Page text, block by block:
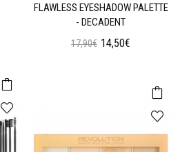
FLAWLESS EYESHADOW PALETTE
- DECADENT
17,90€ 14,50€